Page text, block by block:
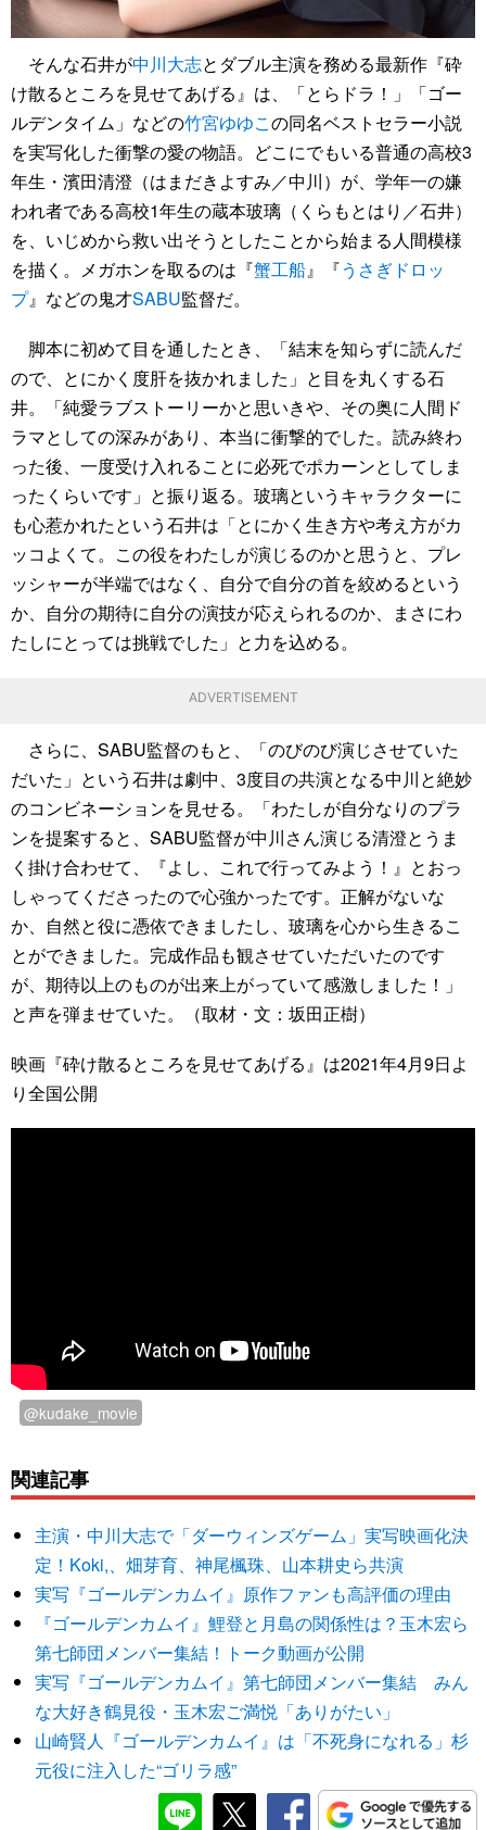
そんな石井が中川大志とダブル主演を務める最新作『砕
け散るところを見せてあげる』は、「とらドラ！」「ゴー
ルデンタイム」などの竹宮ゆゆこの同名ベストセラー小説
を実写化した衝撃の愛の物語。どこにでもいる普通の高校3
年生・濱田清澄（はまだきよすみ／中川）が、学年一の嫌
われ者である高校1年生の蔵本玻璃（くらもとはり／石井）
を、いじめから救い出そうとしたことから始まる人間模様
を描く。メガホンを取るのは『蟹工船』『うさぎドロッ
プ』などの鬼才SABU監督だ。
脚本に初めて目を通したとき、「結末を知らずに読んだ
ので、とにかく度肝を抜かれました」と目を丸くする石
井。「純愛ラブストーリーかと思いきや、その奥に人間ド
ラマとしての深みがあり、本当に衝撃的でした。読み終わ
った後、一度受け入れることに必死でポカーンとしてしま
ったくらいです」と振り返る。玻璃というキャラクターに
も心惹かれたという石井は「とにかく生き方や考え方がカ
ッコよくて。この役をわたしが演じるのかと思うと、プレ
ッシャーが半端ではなく、自分で自分の首を絞めるという
か、自分の期待に自分の演技が応えられるのか、まさにわ
たしにとっては挑戦でした」と力を込める。
ADVERTISEMENT
さらに、SABU監督のもと、「のびのび演じさせていた
だいた」という石井は劇中、3度目の共演となる中川と絶妙
のコンビネーションを見せる。「わたしが自分なりのプラ
ンを提案すると、SABU監督が中川さん演じる清澄とうま
く掛け合わせて、『よし、これで行ってみよう！』とおっ
しゃってくださったので心強かったです。正解がないな
か、自然と役に憑依できましたし、玻璃を心から生きるこ
とができました。完成作品も観させていただいたのです
が、期待以上のものが出来上がっていて感激しました！」
と声を弾ませていた。（取材・文：坂田正樹）
映画『砕け散るところを見せてあげる』は2021年4月9日よ
り全国公開
@kudake_movie
関連記事
主演・中川大志で「ダーウィンズゲーム」実写映画化決
定！Koki,、畑芽育、神尾楓珠、山本耕史ら共演
実写『ゴールデンカムイ』原作ファンも高評価の理由
『ゴールデンカムイ』鯉登と月島の関係性は？玉木宏ら
第七師団メンバー集結！トーク動画が公開
実写『ゴールデンカムイ』第七師団メンバー集結 みん
な大好き鶴見役・玉木宏ご満悦「ありがたい」
山崎賢人『ゴールデンカムイ』は「不死身になれる」杉
元役に注入した“ゴリラ感”